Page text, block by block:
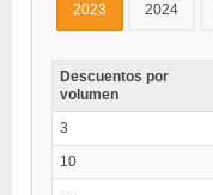
2023 2024
Descuentos por
volumen
3
10